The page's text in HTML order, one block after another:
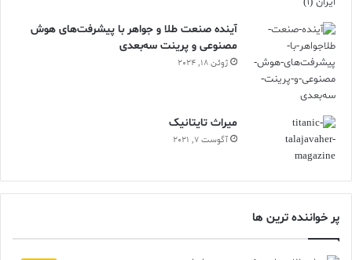
آینده صنعت طلا و جواهر با پیشرفت‌های هوش
مصنوعی و پرینت سه‌بعدی
ژوئن 18, 2024
ميراث تايتانيک
آگوست 7, 2021
پر خواننده ترین ها